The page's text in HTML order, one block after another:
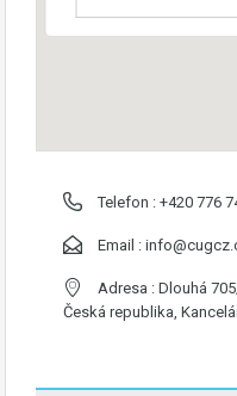
Telefon : +420 776
Email :
Adresa : Dlouhá
Česká republika,